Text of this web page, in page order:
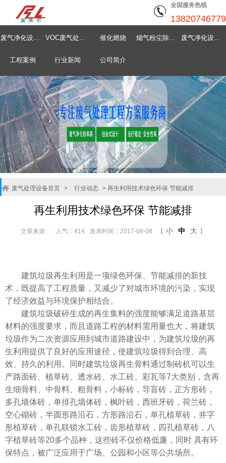
全国服务热线
13820746779
废气净化设备首页 VOC废气处理设备 催化燃烧 烟气粉尘除尘器 废气净化设备中心
工程案例 行业新闻 公司简介
废气处理设备首页 > 行业动态 > 再生利用技术绿色环保 节能减排
再生利用技术绿色环保 节能减排
文章来源： 人气：414 发表时间：2017-08-08 【 小 中 大 】
建筑垃圾再生利用是一项绿色环保、节能减排的新技
术，既提高了工程质量，又减少了对城市环境的污染，实现
了经济效益与环境保护相结合。
建筑垃圾破碎生成的再生集料的强度能够满足道路基层
材料的强度要求，而且道路工程的材料需用量也大，将建筑
垃圾作为二次资源应用到城市道路建设中，为建筑垃圾的再
生利用提供了良好的应用途径，使建筑垃圾得到合理、高
效、持久的利用。同时建筑垃圾再生骨料通过制砖机可以生
产路面砖、植草砖、透水砖、水工砖、彩瓦等7大类别，含再
生细骨料、中骨料、粗骨料，小标砖，导盲砖，正方形砖，
多孔墙体砖，单排孔墙体砖，枫叶砖，西班牙砖，荷兰砖，
空心砌砖，半圆形路沿石，方形路沿石，单孔植草砖，井字
形植草砖，单孔联锁水工砖，齿形植草砖，四孔植草砖，八
字植草砖等20多个品种，这些砖不仅价格低廉，同时 具有环
保特点，被广泛应用于广场、公园和小区等公共场所。